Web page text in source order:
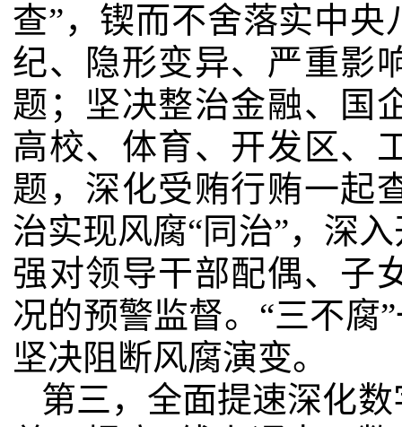
查”，锲而不舍落实中
纪、隐形变异、严重影
题；坚决整治金融、国
高校、体育、开发区、
题，深化受贿行贿一起
治实现风腐“同治”，深
强对领导干部配偶、子
况的预警监督。“三不腐
坚决阻断风腐演变。
第三，全面提速深化